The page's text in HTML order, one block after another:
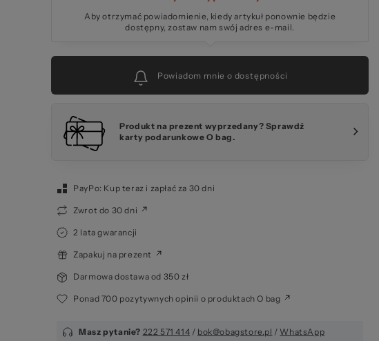
Aby otrzymać powiadomienie, kiedy artykuł ponownie będzie
dostępny, zostaw nam swój adres e-mail.
Powiadom mnie o dostępności
Produkt na prezent wyprzedany? Sprawdź
karty podarunkowe O bag.
PayPo: Kup teraz i zapłać za 30 dni
Zwrot do 30 dni
2 lata gwarancji
Zapakuj na prezent
Darmowa dostawa od 350 zł
Ponad 700 pozytywnych opinii o produktach O bag
Masz pytanie? 222 571 414 / bok@obagstore.pl / WhatsApp